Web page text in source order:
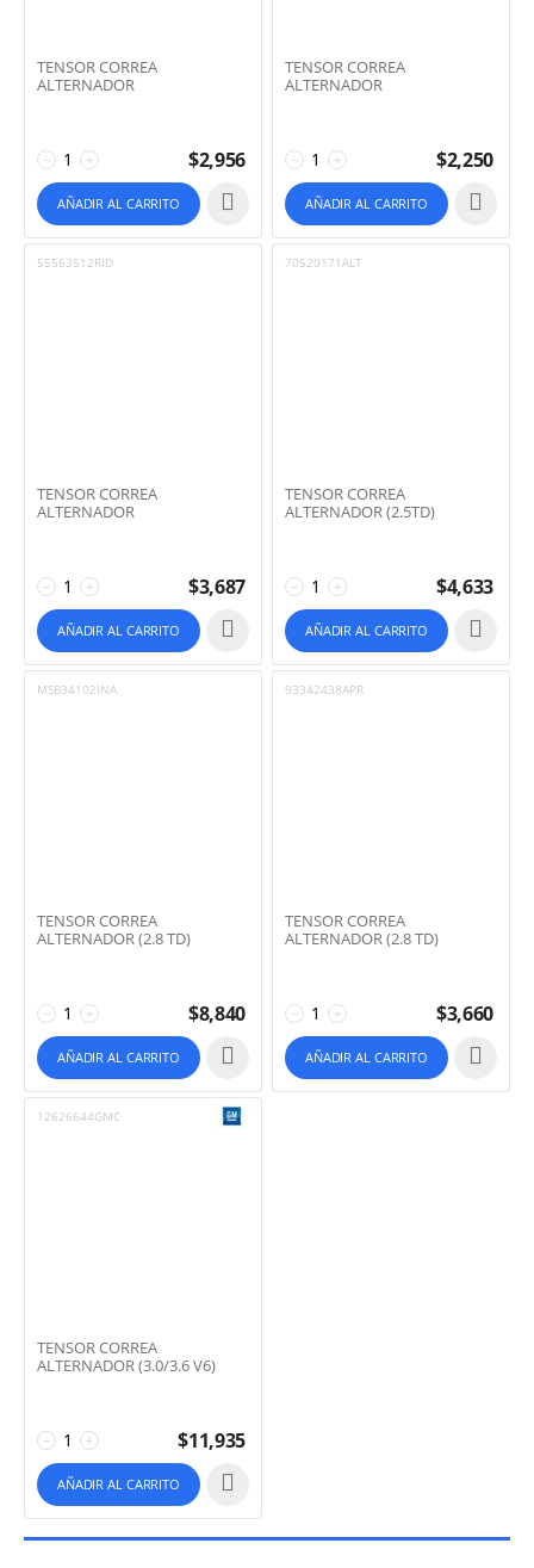
TENSOR CORREA
ALTERNADOR
+
− $2,956
AÑADIR AL CARRITO
TENSOR CORREA
ALTERNADOR
+
− $2,250
AÑADIR AL CARRITO
55563512RID
TENSOR CORREA
ALTERNADOR
+
− $3,687
AÑADIR AL CARRITO
70520171ALT
TENSOR CORREA
ALTERNADOR (2.5TD)
+
− $4,633
AÑADIR AL CARRITO
MSB34102INA
TENSOR CORREA
ALTERNADOR (2.8 TD)
+
− $8,840
AÑADIR AL CARRITO
93342438APR
TENSOR CORREA
ALTERNADOR (2.8 TD)
+
− $3,660
AÑADIR AL CARRITO
12626644GMC
TENSOR CORREA
ALTERNADOR (3.0/3.6 V6)
+
− $11,935
AÑADIR AL CARRITO